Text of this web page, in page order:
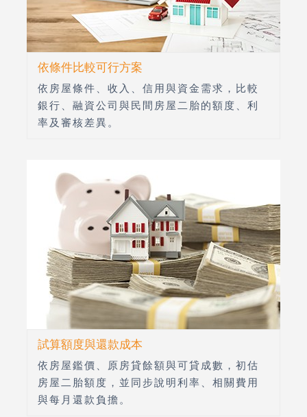
依條件比較可行方案
依房屋條件、收入、信用與資金需求，比較
銀行、融資公司與民間房屋二胎的額度、利
率及審核差異。
試算額度與還款成本
依房屋鑑價、原房貸餘額與可貸成數，初估
房屋二胎額度，並同步說明利率、相關費用
與每月還款負擔。